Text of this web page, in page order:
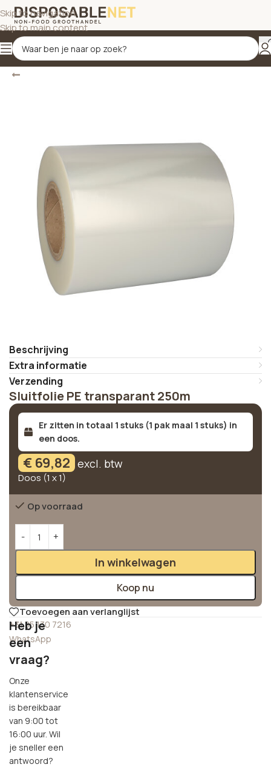
Skip to navigation
Skip to main content
Terug Home/Sluitfolie
Beschrijving
Extra informatie
Verzending
Sluitfolie PE transparant 250m
Er zitten in totaal 1 stuks (1 pak maal 1 stuks) in
een doos.
€ 69,82 excl. btw
Doos (1 x 1)
Op voorraad
In winkelwagen
Koop nu
Toevoegen aan verlanglijst
+31 85 130 7216
WhatsApp
Heb je
een
vraag?
Onze
klantenservice
is bereikbaar
van 9:00 tot
16:00 uur. Wil
je sneller een
antwoord?